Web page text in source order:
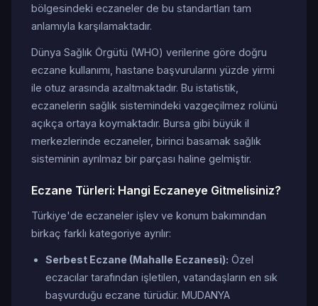
bölgesindeki eczaneler de bu standartları tam
anlamıyla karşılamaktadır.
Dünya Sağlık Örgütü (WHO) verilerine göre doğru
eczane kullanımı, hastane başvurularını yüzde yirmi
ile otuz arasında azaltmaktadır. Bu istatistik,
eczanelerin sağlık sistemindeki vazgeçilmez rolünü
açıkça ortaya koymaktadır. Bursa gibi büyük il
merkezlerinde eczaneler, birinci basamak sağlık
sisteminin ayrılmaz bir parçası haline gelmiştir.
Eczane Türleri: Hangi Eczaneye Gitmelisiniz?
Türkiye'de eczaneler işlev ve konum bakımından
birkaç farklı kategoriye ayrılır:
Serbest Eczane (Mahalle Eczanesi): Özel
eczacılar tarafından işletilen, vatandaşların en sık
başvurduğu eczane türüdür. MUDANYA